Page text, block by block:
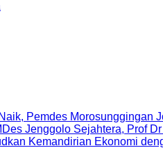
Kemandirian Ekonomi